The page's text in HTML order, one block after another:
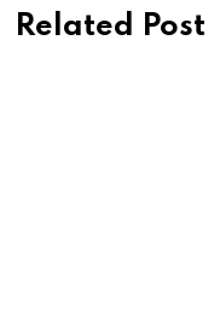
Related Post